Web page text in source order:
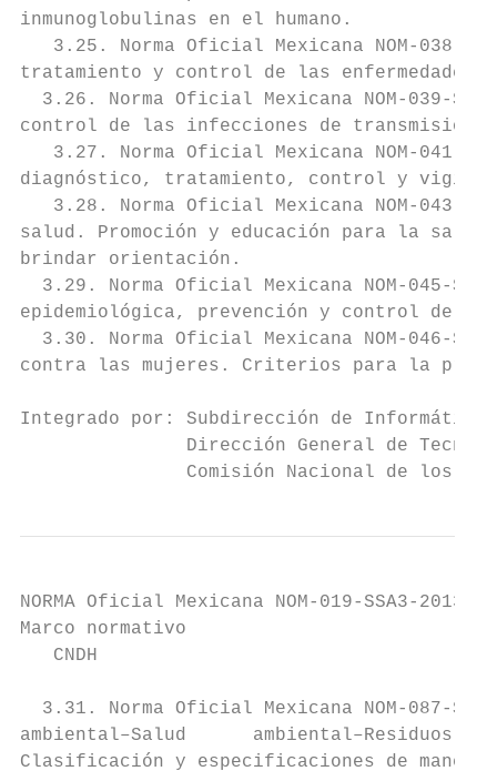
inmunoglobulinas en el humano.
3.25. Norma Oficial Mexicana NOM-038-
tratamiento y control de las enfermedades
3.26. Norma Oficial Mexicana NOM-039-
control de las infecciones de transmisión
3.27. Norma Oficial Mexicana NOM-041-
diagnóstico, tratamiento, control y
3.28. Norma Oficial Mexicana NOM-043-
salud. Promoción y educación para la
brindar orientación.
3.29. Norma Oficial Mexicana NOM-045-
epidemiológica, prevención y control de
3.30. Norma Oficial Mexicana NOM-046-
contra las mujeres. Criterios para la
Integrado por: Subdirección de
Dirección General de
Comisión Nacional de los
NORMA Oficial Mexicana NOM-019-SSA3-2013,
Marco normativo
CNDH
3.31. Norma Oficial Mexicana NOM-087-
ambiental–Salud      ambiental–Residuos
Clasificación y especificaciones de manejo.